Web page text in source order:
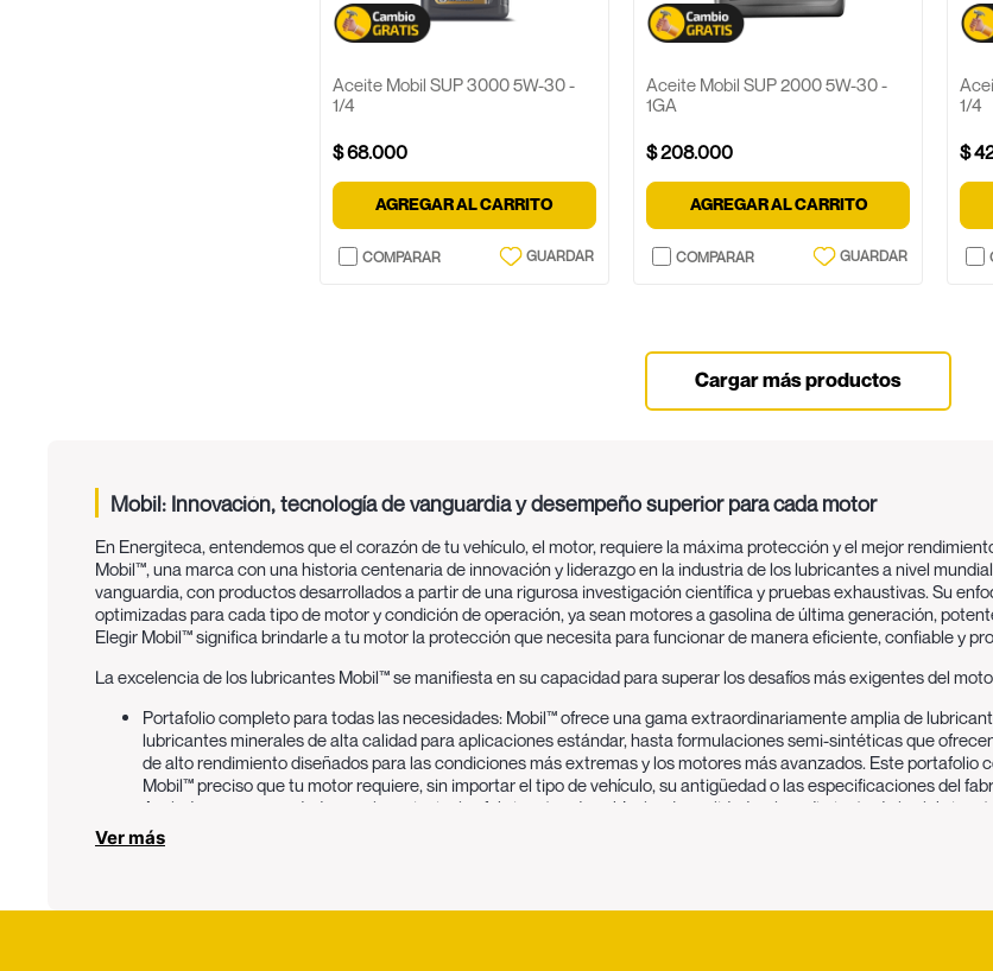
Aceite Mobil SUP 3000 5W-30 -
1/4
$68.000
AGREGAR AL CARRITO
Aceite Mobil SUP 2000 5W-30 -
1GA
$208.000
AGREGAR AL CARRITO
1/4
$
Mobil: Innovación, tecnología de vanguardia y desempeño superior para cada motor
En Energiteca, entendemos que el corazón de tu vehículo, el motor, requiere la máxima protección y el mejor
Mobil™, una marca con una historia centenaria de innovación y liderazgo en la industria de los lubricantes a nivel
vanguardia, con productos desarrollados a partir de una rigurosa investigación científica y pruebas exhaustivas. Su
optimizadas para cada tipo de motor y condición de operación, ya sean motores a gasolina de última generación,
Elegir Mobil™ significa brindarle a tu motor la protección que necesita para funcionar de manera eficiente, confiable y
La excelencia de los lubricantes Mobil™ se manifiesta en su capacidad para superar los desafíos más exigentes del
Portafolio completo para todas las necesidades: Mobil™ ofrece una gama extraordinariamente amplia de
lubricantes minerales de alta calidad para aplicaciones estándar, hasta formulaciones semi-sintéticas que
de alto rendimiento diseñados para las condiciones más extremas y los motores más avanzados. Este
Mobil™ preciso que tu motor requiere, sin importar el tipo de vehículo, su antigüedad o las especificaciones del
Avalados y recomendados por los principales fabricantes de vehículos:
La calidad y el rendimiento de los
automóviles más importantes del mundo. Mobil™ trabaja en estrecha colaboración con OEMs (Original
superen los requisitos y especificaciones más estrictos de la industria. Contar con la aprobación de numerosos
Ver más